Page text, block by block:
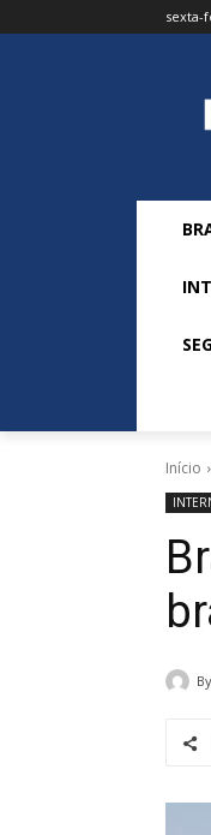
sexta-
Início
By